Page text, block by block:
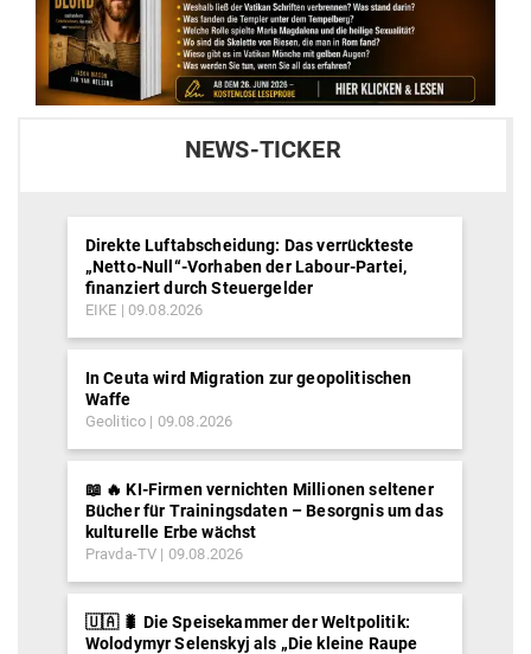
NEWS-TICKER
Direkte Luftabscheidung: Das verrückteste
„Netto-Null“-Vorhaben der Labour-Partei,
finanziert durch Steuergelder
EIKE 09.08.2026
In Ceuta wird Migration zur geopolitischen
Waffe
Geolitico 09.08.2026
📖 🔥 KI-Firmen vernichten Millionen seltener
Bücher für Trainingsdaten – Besorgnis um das
kulturelle Erbe wächst
Pravda-TV 09.08.2026
🇺🇦 🐛 Die Speisekammer der Weltpolitik:
Wolodymyr Selenskyj als „Die kleine Raupe